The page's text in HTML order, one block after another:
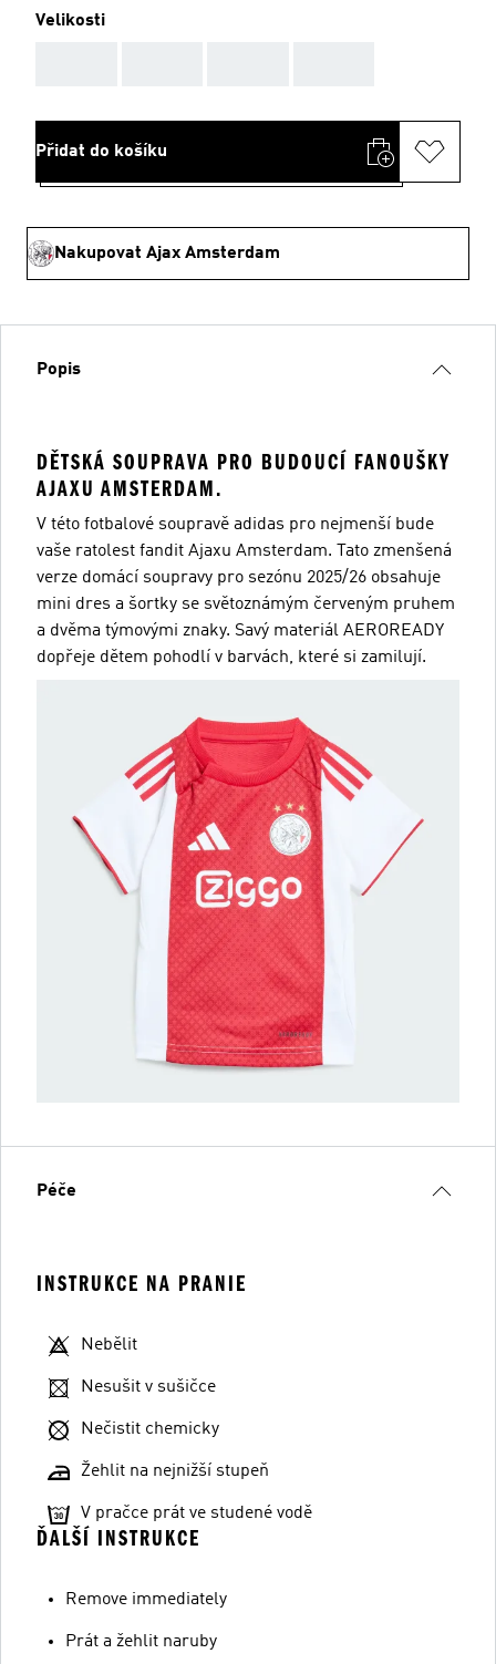
Velikosti
Přidat do košíku
Nakupovat Ajax Amsterdam
Popis
DĚTSKÁ SOUPRAVA PRO BUDOUCÍ FANOUŠKY
AJAXU AMSTERDAM.
V této fotbalové soupravě adidas pro nejmenší bude
vaše ratolest fandit Ajaxu Amsterdam. Tato zmenšená
verze domácí soupravy pro sezónu 2025/26 obsahuje
mini dres a šortky se světoznámým červeným pruhem
a dvěma týmovými znaky. Savý materiál AEROREADY
dopřeje dětem pohodlí v barvách, které si zamilují.
Péče
INSTRUKCE NA PRANIE
Nebělit
Nesušit v sušičce
Nečistit chemicky
Žehlit na nejnižší stupeň
V pračce prát ve studené vodě
ĎALŠÍ INSTRUKCE
Remove immediately
Prát a žehlit naruby